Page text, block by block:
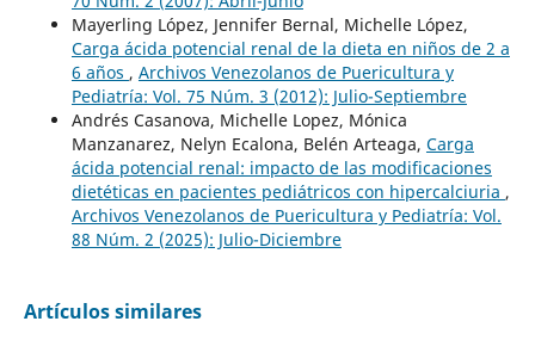
Mayerling López, Jennifer Bernal, Michelle López,
Carga ácida potencial renal de la dieta en niños de 2 a
6 años , Archivos Venezolanos de Puericultura y
Pediatría: Vol. 75 Núm. 3 (2012): Julio-Septiembre
Andrés Casanova, Michelle Lopez, Mónica
Manzanarez, Nelyn Ecalona, Belén Arteaga, Carga
ácida potencial renal: impacto de las modificaciones
dietéticas en pacientes pediátricos con hipercalciuria ,
Archivos Venezolanos de Puericultura y Pediatría: Vol.
88 Núm. 2 (2025): Julio-Diciembre
Artículos similares